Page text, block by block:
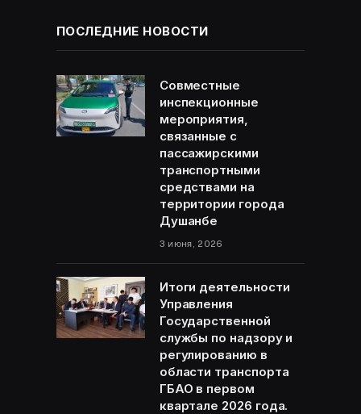
ПОСЛЕДНИЕ НОВОСТИ
Совместные
инспекционные
мероприятия,
связанные с
пассажирскими
транспортными
средствами на
территории города
Душанбе
3 июня, 2026
Итоги деятельности
Управления
Государственной
службы по надзору и
регулированию в
области транспорта
ГБАО в первом
квартале 2026 года.